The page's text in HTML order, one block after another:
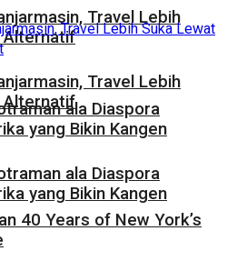
Travel Lebih
Alternatif
ala Diaspora
yang Bikin Kangen
40 Years of New York’s
Travel Lebih
Alternatif
ala Diaspora
yang Bikin Kangen